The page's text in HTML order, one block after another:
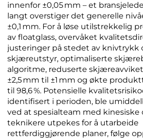
innenfor ±0,05 mm – et
langt overstiger det generelle
±0,1 mm. For å løse utilstrekkelig
av floatglass, overvåket
justeringer på stedet av knivtrykk
skjæreutstyr, optimaliserte
algoritme, reduserte
±2,5 mm til ±1 mm og økte
til 98,6 %. Potensielle
identifisert i perioden, ble
ved at spesialteam med kinesiske
teknikere utpekes for å utarbeide
rettferdiggjørende planer, følge